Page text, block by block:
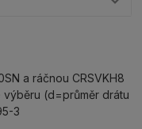
a ráčnou CRSVKH8
(d=průměr drátu
3